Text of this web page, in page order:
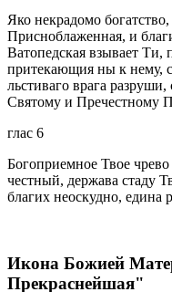
Яко некрадомо
Присноблаженная, и
Ватопедская взывает Ти,
притекающия ны к нему,
льстиваго врага
Святому и Пречестному
глас 6
Богоприемное Твое
честный, держава стаду
благих неоскудно,
Икона Божией
Прекраснейшая"